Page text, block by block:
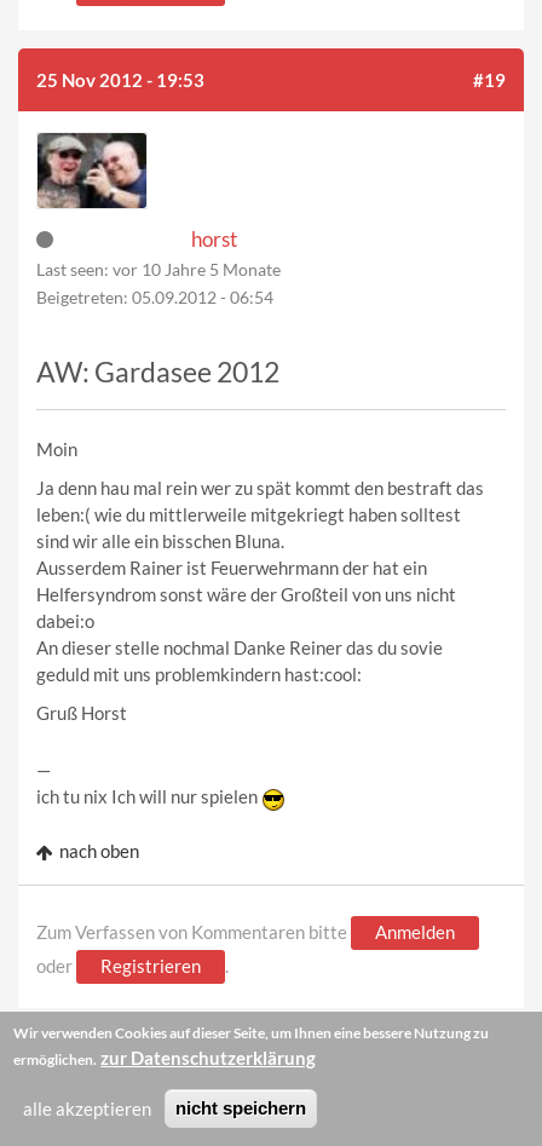
25 Nov 2012 - 19:53 #19
horst
Last seen: vor 10 Jahre 5 Monate
Beigetreten: 05.09.2012 - 06:54
AW: Gardasee 2012
Moin
Ja denn hau mal rein wer zu spät kommt den bestraft das
leben:( wie du mittlerweile mitgekriegt haben solltest
sind wir alle ein bisschen Bluna.
Ausserdem Rainer ist Feuerwehrmann der hat ein
Helfersyndrom sonst wäre der Großteil von uns nicht
dabei:o
An dieser stelle nochmal Danke Reiner das du sovie
geduld mit uns problemkindern hast:cool:
Gruß Horst
—
ich tu nix Ich will nur spielen
nach oben
Zum Verfassen von Kommentaren bitte
Anmelden
oder
Registrieren .
19 Okt 2012 - 20:27
Wir verwenden Cookies auf dieser Seite, um Ihnen eine bessere Nutzung zu
ermöglichen. zur Datenschutzerklärung
alle akzeptieren nicht speichern